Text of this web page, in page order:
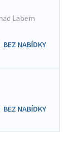
Labem
BEZ NABÍDKY
BEZ NABÍDKY